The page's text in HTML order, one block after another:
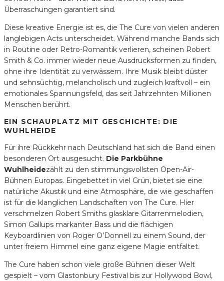
Überraschungen garantiert sind.
Diese kreative Energie ist es, die The Cure von vielen anderen
langlebigen Acts unterscheidet. Während manche Bands sich
in Routine oder Retro-Romantik verlieren, scheinen Robert
Smith & Co. immer wieder neue Ausdrucksformen zu finden,
ohne ihre Identität zu verwässern. Ihre Musik bleibt düster
und sehnsüchtig, melancholisch und zugleich kraftvoll – ein
emotionales Spannungsfeld, das seit Jahrzehnten Millionen
Menschen berührt.
EIN SCHAUPLATZ MIT GESCHICHTE: DIE
WUHLHEIDE
Für ihre Rückkehr nach Deutschland hat sich die Band einen
besonderen Ort ausgesucht. Die Parkbühne
Wuhlheidezählt zu den stimmungsvollsten Open-Air-
Bühnen Europas. Eingebettet in viel Grün, bietet sie eine
natürliche Akustik und eine Atmosphäre, die wie geschaffen
ist für die klanglichen Landschaften von The Cure. Hier
verschmelzen Robert Smiths glasklare Gitarrenmelodien,
Simon Gallups markanter Bass und die flächigen
Keyboardlinien von Roger O’Donnell zu einem Sound, der
unter freiem Himmel eine ganz eigene Magie entfaltet.
The Cure haben schon viele große Bühnen dieser Welt
gespielt – vom Glastonbury Festival bis zur Hollywood Bowl,